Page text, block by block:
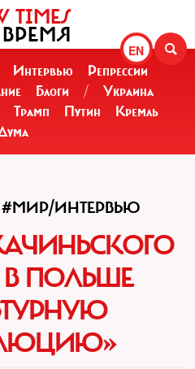
EN
TIMES
Интервью
Репрессии
Блоги /
Украина
Трамп Путин
Кремль
#МИР/ИНТЕРВЬЮ
В ПОЛЬШЕ